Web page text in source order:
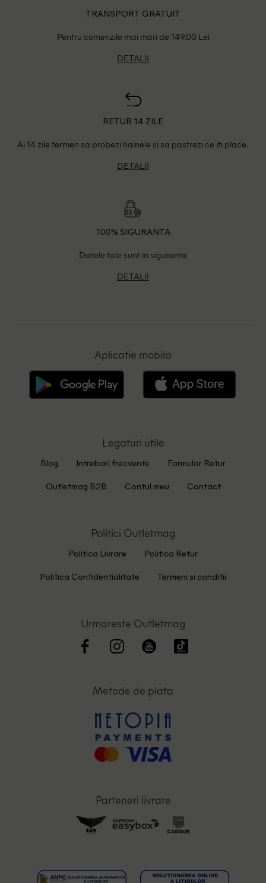
TRANSPORT GRATUIT
Pentru comenzile mai mari de 149.00 Lei
DETALII
RETUR 14 ZILE
Ai 14 zile termen sa probezi hainele si sa pastrezi ce iti place.
DETALII
100% SIGURANTA
Datele tale sunt in siguranta
DETALII
Aplicatie mobila
Legaturi utile
Blog Intrebari frecvente Formular Retur
Outletmag B2B Contul meu Contact
Politici Outletmag
Politica Livrare Politica Retur
Politica Confidentialitate Termeni si conditii
Urmareste Outletmag
Metode de plata
Parteneri livrare